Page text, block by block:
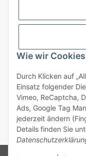
Wie wir
Durch Klicken auf
Einsatz folgender
Vimeo, ReCaptcha,
Ads, Google Tag
jederzeit ändern
Details finden Sie
* Alle Preise inkl.